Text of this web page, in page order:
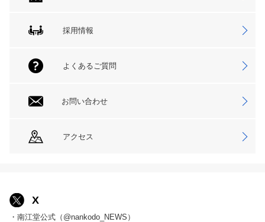
採用情報
よくあるご質問
お問い合わせ
アクセス
X
・南江堂公式（@nankodo_NEWS）